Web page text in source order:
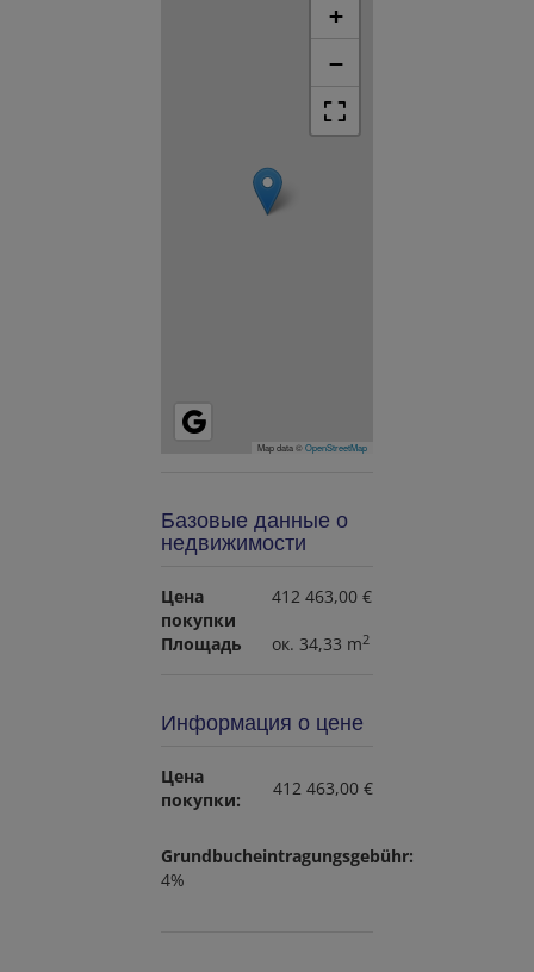
+
−
Map data ©OpenStreetMap
Базовые данные о
недвижимости
Цена
покупки
412 463,00 €
Площадь ок. 34,33 m2
Информация о цене
Цена
покупки:
412 463,00 €
Grundbucheintragungsgebühr:
4%